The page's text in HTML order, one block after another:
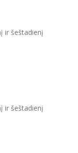
ir šeštadienį
ir šeštadienį